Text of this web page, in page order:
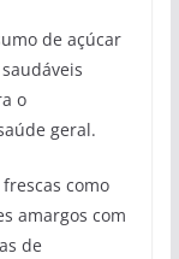
de açúcar
o
geral.
como
amargos com
de